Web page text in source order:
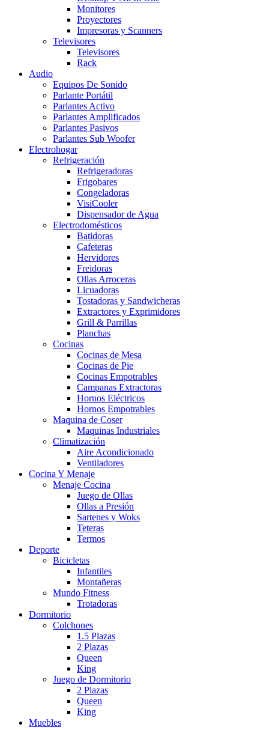
Monitores
Proyectores
Impresoras y Scanners
Televisores
Televisores
Rack
Audio
Equipos De Sonido
Parlante Portátil
Parlantes Activo
Parlantes Amplificados
Parlantes Pasivos
Parlantes Sub Woofer
Electrohogar
Refrigeración
Refrigeradoras
Frigobares
Congeladoras
VisiCooler
Dispensador de Agua
Electrodomésticos
Batidoras
Cafeteras
Hervidores
Freidoras
Ollas Arroceras
Licuadoras
Tostadoras y Sandwicheras
Extractores y Exprimidores
Grill & Parrillas
Planchas
Cocinas
Cocinas de Mesa
Cocinas de Pie
Cocinas Empotrables
Campanas Extractoras
Hornos Eléctricos
Hornos Empotrables
Maquina de Coser
Maquinas Industriales
Climatización
Aire Acondicionado
Ventiladores
Cocina Y Menaje
Menaje Cocina
Juego de Ollas
Ollas a Presión
Sartenes y Woks
Teteras
Termos
Deporte
Bicicletas
Infantiles
Montañeras
Mundo Fitness
Trotadoras
Dormitorio
Colchones
1.5 Plazas
2 Plazas
Queen
King
Juego de Dormitorio
2 Plazas
Queen
King
Muebles